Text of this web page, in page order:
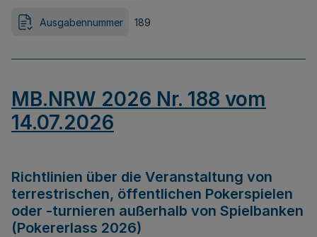
Ausgabennummer 189
MB.NRW 2026 Nr. 188 vom
14.07.2026
Richtlinien über die Veranstaltung von
terrestrischen, öffentlichen Pokerspielen
oder -turnieren außerhalb von Spielbanken
(Pokererlass 2026)